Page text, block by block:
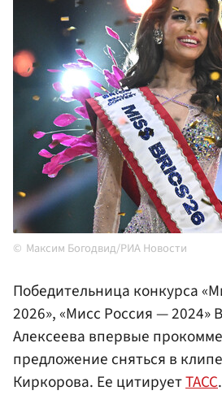
Максим Богодвид/РИА Новости
Победительница конкурса
2026», «Мисс Россия — 2024»
Алексеева впервые
предложение сняться в
Киркорова. Ее цитируетТАСС.